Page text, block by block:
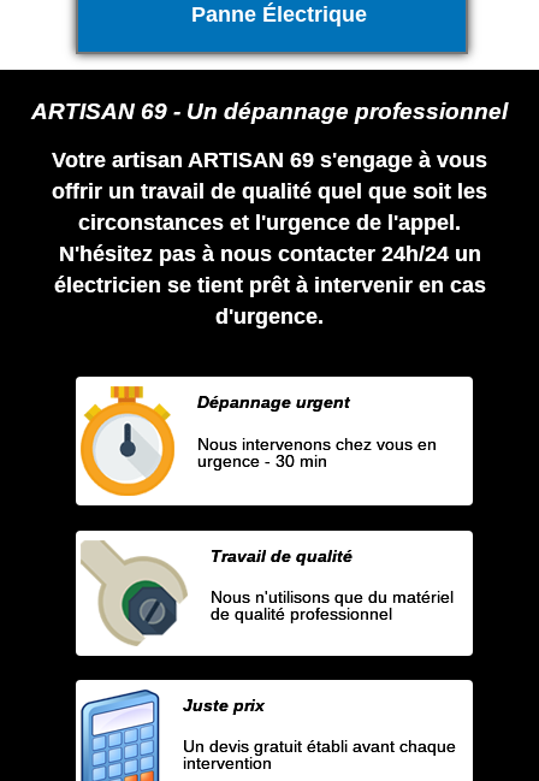
Panne Électrique
ARTISAN 69 - Un dépannage professionnel
Votre artisan ARTISAN 69 s'engage à vous
offrir un travail de qualité quel que soit les
circonstances et l'urgence de l'appel.
N'hésitez pas à nous contacter 24h/24 un
électricien se tient prêt à intervenir en cas
d'urgence.
Dépannage urgent
Nous intervenons chez vous en
urgence - 30 min
Travail de qualité
Nous n'utilisons que du matériel
de qualité professionnel
Juste prix
Un devis gratuit établi avant chaque
intervention